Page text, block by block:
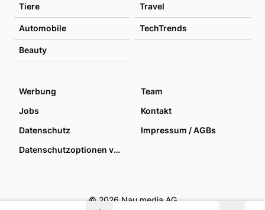
Tiere Travel
Automobile TechTrends
Beauty
Werbung
Team
Jobs
Kontakt
Datenschutz
Impressum / AGBs
Datenschutzoptionen verwalten
© 2026 Nau media AG